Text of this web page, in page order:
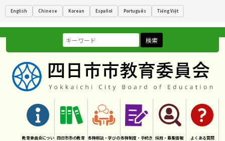
English Chinese Korean Español Português Tiếng Việt
検索
教育委員会につい 四日市市の教育 各種相談・学びの各種制度・手続き 採用・募集情報 よくある質問